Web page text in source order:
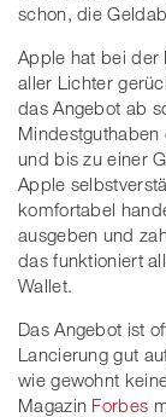
schon, die
Apple hat bei der
aller Lichter
das Angebot ab
und bis zu einer
Apple
komfortabel
ausgeben und
das funktioniert
Wallet.
Das Angebot ist
Lancierung gut
wie gewohnt
Magazin Forbes